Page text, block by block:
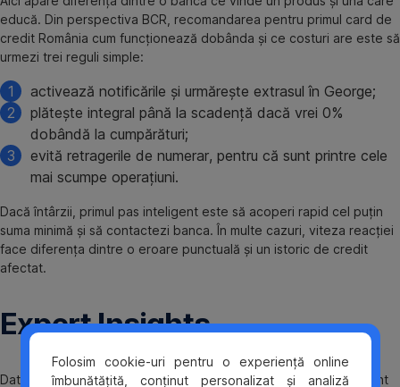
educă. Din perspectiva BCR, recomandarea pentru primul card de
credit România cum funcționează dobânda și ce costuri are este să
urmezi trei reguli simple:
activează notificările și urmărește extrasul în George;
plătește integral până la scadență dacă vrei 0%
dobândă la cumpărături;
evită retragerile de numerar, pentru că sunt printre cele
mai scumpe operațiuni.
Dacă întârzii, primul pas inteligent este să acoperi rapid cel puțin
suma minimă și să contactezi banca. În multe cazuri, viteza reacției
face diferența dintre o eroare punctuală și un istoric de credit
afectat.
Expert Insights
Datele publice ale pieței arată că diferențele între carduri nu sunt
Folosim cookie-uri pentru o experiență online
îmbunătățită, conținut personalizat și analiză